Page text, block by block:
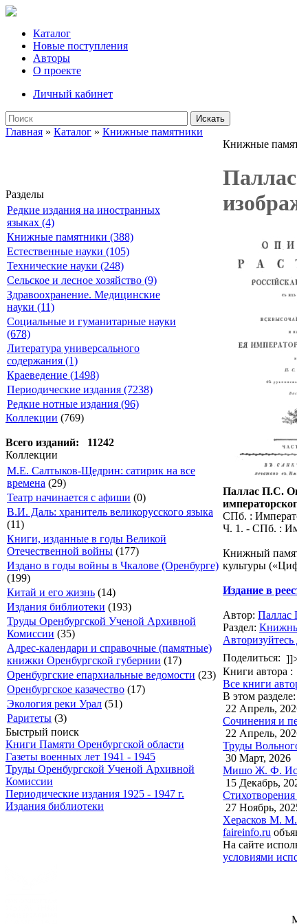
Каталог
Новые поступления
Авторы
О проекте
Личный кабинет
Искать
Главная » Каталог » Книжные памятники
Разделы
Редкие издания на иностранных
языках (4)
Книжные памятники (388)
Естественные науки (105)
Технические науки (248)
Сельское и лесное хозяйство (9)
Здравоохранение. Медицинские
науки (11)
Социальные и гуманитарные науки
(678)
Литература универсального
содержания (1)
Краеведение (1498)
Периодические издания (7238)
Редкие нотные издания (96)
Коллекции (769)
Всего изданий: 11242
Коллекции
М.Е. Салтыков-Щедрин: сатирик на все
времена (29)
Театр начинается с афиши (0)
В.И. Даль: хранитель великорусского языка
(11)
Книги, изданные в годы Великой
Отечественной войны (177)
Издано в годы войны в Чкалове (Оренбурге)
(199)
Китай и его жизнь (14)
Издания библиотеки (193)
Труды Оренбургской Ученой Архивной
Комиссии (35)
Адрес-календари и справочные (памятные)
книжки Оренбургской губернии (17)
Оренбургские епархиальные ведомости (23)
Оренбургское казачество (17)
Экология реки Урал (51)
Раритеты (3)
Быстрый поиск
Книги Памяти Оренбургской области
Газеты военных лет 1941 - 1945
Труды Оренбургской Ученой Архивной
Комиссии
Периодические издания 1925 - 1947 г.
Издания библиотеки
Книжные
Паллас П.С.
СПб. :
Ч. 1. - СПб. :
Книжный
культуры
Издание в
Автор: Паллас
Раздел:
Авторизуйтесь
Поделиться:
Книги автора :
Все книги
В этом разделе:
22 Апрель,
Сочинения и
22 Апрель,
Труды
30 Март, 2026
Мишо Ж. Ф.
15 Декабрь,
27 Ноябрь,
Херасков М. М.
faireinfo.ru
На сайте
условиями